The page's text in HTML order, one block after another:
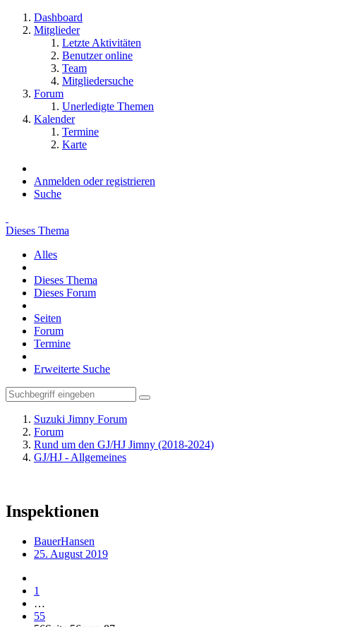
Dashboard
Mitglieder
Letzte Aktivitäten
Benutzer online
Team
Mitgliedersuche
Forum
Unerledigte Themen
Kalender
Termine
Karte
Anmelden oder registrieren
Suche
Dieses Thema
Alles
Dieses Thema
Dieses Forum
Seiten
Forum
Termine
Erweiterte Suche
Suzuki Jimny Forum
Forum
Rund um den GJ/HJ Jimny (2018-2024)
GJ/HJ - Allgemeines
Inspektionen
BauerHansen
25. August 2019
1
…
55